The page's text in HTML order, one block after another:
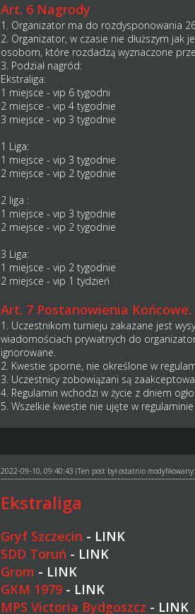
Art. 6 Nagrody
1. Organizator ma do rozdysponowania
2. Organizator, w czasie nie dłuższym
osobom, które rozdadzą wyznaczone
3. Podział nagród:
Ekstraliga:
1 miejsce - vip 6 tygodni
2 miejsce - vip 4 tygodnie
3 miejsce - vip 3 tygodnie
1 Liga:
1 miejsce - vip 3 tygodnie
2 miejsce - vip 2 tygodnie
2 liga :
1 miejsce - vip 3 tygodnie
2 miejsce - vip 2 tygodnie
3 Liga:
1 miejsce - vip 2 tygodnie
2 miejsce - vip 1 tydzień
Art. 7 Postanowienia Końcowe.
1. Uczestnikom turnieju zakazane jest
wiadomościach prywatnych do
ignorowane.
2. Kwestie sporne, nie określone w
3. Uczestnicy zobowiązani są
4. Regulamin wchodzi w życie z dniem
5. Wszelkie kwestie nie ujęte w
2022-09-10, 09:40:43 (Ten post był ostatnio
Ekstraliga
Gryf Szczecin - LINK
SDD Toruń - LINK
Grom - LINK
GKM 1979- LINK
MPS Victoria Bydgoszcz - LINK